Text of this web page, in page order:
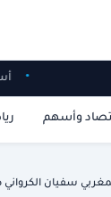
وأسهم
سفيان